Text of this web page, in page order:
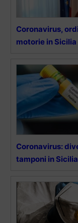
Coronavirus,
motorie in
Coronavirus:
tamponi in Sicilia